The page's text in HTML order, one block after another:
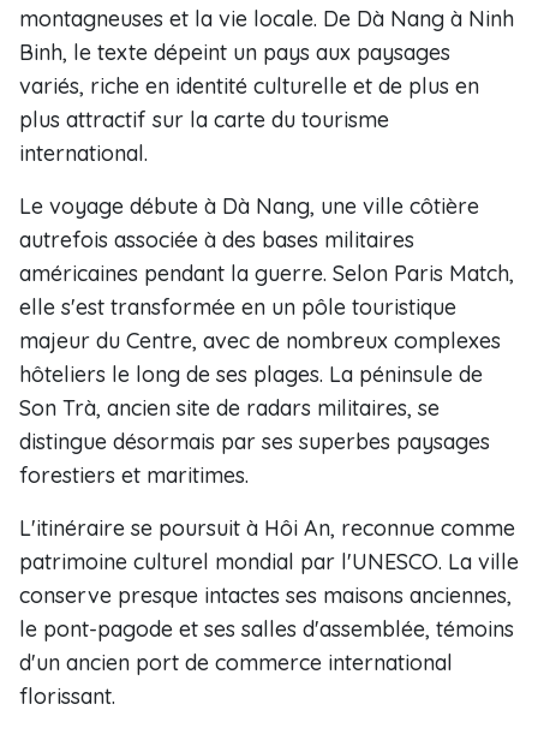
montagneuses et la vie locale. De Dà Nang à Ninh
Binh, le texte dépeint un pays aux paysages
variés, riche en identité culturelle et de plus en
plus attractif sur la carte du tourisme
international.
Le voyage débute à Dà Nang, une ville côtière
autrefois associée à des bases militaires
américaines pendant la guerre. Selon Paris Match,
elle s'est transformée en un pôle touristique
majeur du Centre, avec de nombreux complexes
hôteliers le long de ses plages. La péninsule de
Son Trà, ancien site de radars militaires, se
distingue désormais par ses superbes paysages
forestiers et maritimes.
L'itinéraire se poursuit à Hôi An, reconnue comme
patrimoine culturel mondial par l'UNESCO. La ville
conserve presque intactes ses maisons anciennes,
le pont-pagode et ses salles d'assemblée, témoins
d'un ancien port de commerce international
florissant.